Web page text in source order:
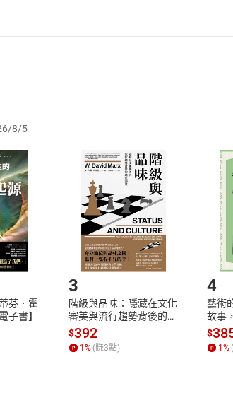
暨通訊交易解除權合理例外情事適用準則第2
悉本店鋪所銷售之商品為電子書，屬非以有
款。
請登入樂天市場，並於「我的訂單」中點選
審核通過後將為您辦理退款事宜。
行取消/退貨，恕無法以單支商品取消/退貨。
物車
cart
登入帳號
Login
Step2.登入帳號
8/5
芬．霍
子書】
3
階級與品味：隱藏在文化
審美與流行趨勢背後的地
位渴望【電子書】
$392
1% (賺3點)
4
藝術
故事
場，
何形
書】
$
1%